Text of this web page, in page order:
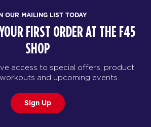
OUR MAILING LIST TODAY
FIRST ORDER AT THE F45
SHOP
access to special offers, product
and upcoming events.
Sign Up